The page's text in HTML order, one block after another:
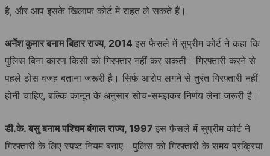
है, और आप इसके खिलाफ कोर्ट में राहत ले सकते हैं।
अर्नेश कुमार बनाम बिहार राज्य, 2014 इस फैसले में सुप्रीम कोर्ट ने कहा कि
पुलिस बिना कारण किसी को गिरफ्तार नहीं कर सकती। गिरफ्तारी करने से
पहले ठोस वजह बताना जरूरी है। सिर्फ आरोप लगने से तुरंत गिरफ्तारी नहीं
होनी चाहिए, बल्कि कानून के अनुसार सोच-समझकर निर्णय लेना जरूरी है।
डी.के. बसु बनाम पश्चिम बंगाल राज्य, 1997 इस फैसले में सुप्रीम कोर्ट ने
गिरफ्तारी के लिए स्पष्ट नियम बनाए। पुलिस को गिरफ्तारी के समय प्रक्रिया